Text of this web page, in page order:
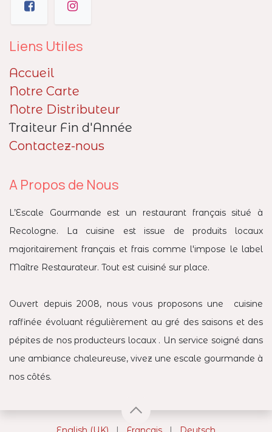
Liens Utiles
Accueil
Notre Carte
Notre Distributeur
Traiteur Fin d'Année
Contactez-nous
A Propos de Nous
L’Escale Gourmande est un restaurant français situé à
Recologne. La cuisine est issue de produits locaux
majoritairement français et frais comme l'impose le label
Maître Restaurateur. Tout est cuisiné sur place.
Ouvert depuis 2008, nous vous proposons une cuisine
raffinée évoluant régulièrement au gré des saisons et des
pépites de nos producteurs locaux . Un service soigné dans
une ambiance chaleureuse, vivez une escale gourmande à
nos côtés.